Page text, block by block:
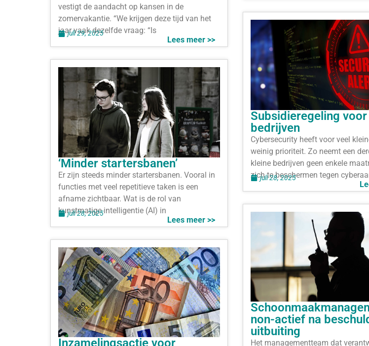
vestigt de aandacht op kansen in de
zomervakantie. “We krijgen deze tijd van het
jaar vaak dezelfde vraag: “Is
Lees meer >>
juli 29, 2025
‘Minder startersbanen’
Er zijn steeds minder startersbanen. Vooral in
functies met veel repetitieve taken is een
afname zichtbaar. Wat is de rol van
kunstmatige intelligentie (AI) in
Lees meer >>
juli 28, 2025
Subsidieregeling
bedrijven
Cybersecurity heeft voor veel
weinig prioriteit. Zo neemt een
kleine bedrijven geen enkele
zich te beschermen tegen
juli 28, 2025
Inzamelingsactie voor
non-actief na
uitbuiting
Het managementteam dat